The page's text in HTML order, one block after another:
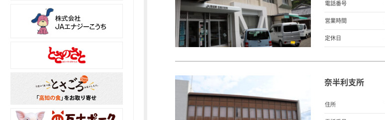
電話番号
営業時間
定休日
奈半利支所
住所